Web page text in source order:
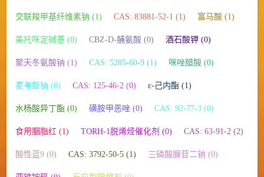
交联羧甲基纤维素钠 (1) CAS: 83881-52-1 (1) 富马酸 (1)
美托咪定碱基 (0) CBZ-D-脯氨酸 (0) 酒石酸钾 (0)
聚天冬氨酸钠 (1) CAS: 5285-60-9 (1) 咪唑醋酸 (0)
麦考酚钠 (0) CAS: 125-46-2 (0) ε-己内酯 (1)
水杨酸异丁酯 (0) 磺胺甲恶唑 (0) CAS: 92-77-3 (0)
食用胭脂红 (1) TORH-1脱烯烃催化剂 (0) CAS: 63-91-2 (2)
酸性蓝9 (0) CAS: 3792-50-5 (1) 三磷酸腺苷二钠 (0)